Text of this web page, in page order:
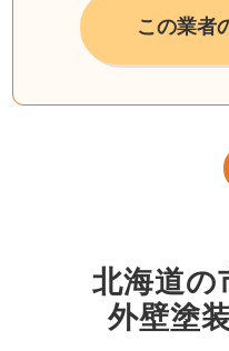
この業者
北海道の
外壁塗